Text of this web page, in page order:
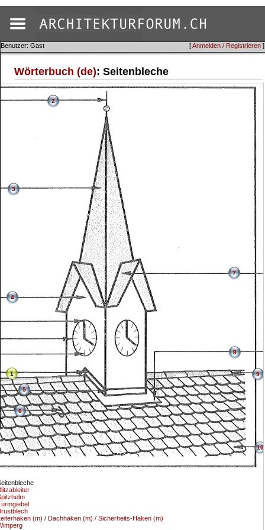
[Anmelden / Registrieren ]
Benutzer: Gast
Wörterbuch (de): Seitenbleche
1
2
3
4
5
(m) / Dachhaken (m) / Sicherheits-Haken (m)
6
7
8
9
10